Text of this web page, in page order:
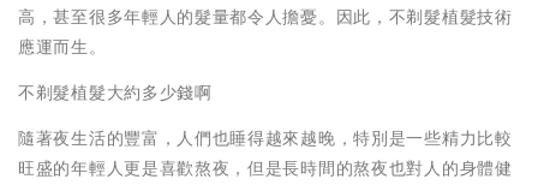
高，甚至很多年輕人的髮量都令人擔憂。因此，不剃髮植髮技術
應運而生。
不剃髮植髮大約多少錢啊
隨著夜生活的豐富，人們也睡得越來越晚，特別是一些精力比較
旺盛的年輕人更是喜歡熬夜，但是長時間的熬夜也對人的身體健